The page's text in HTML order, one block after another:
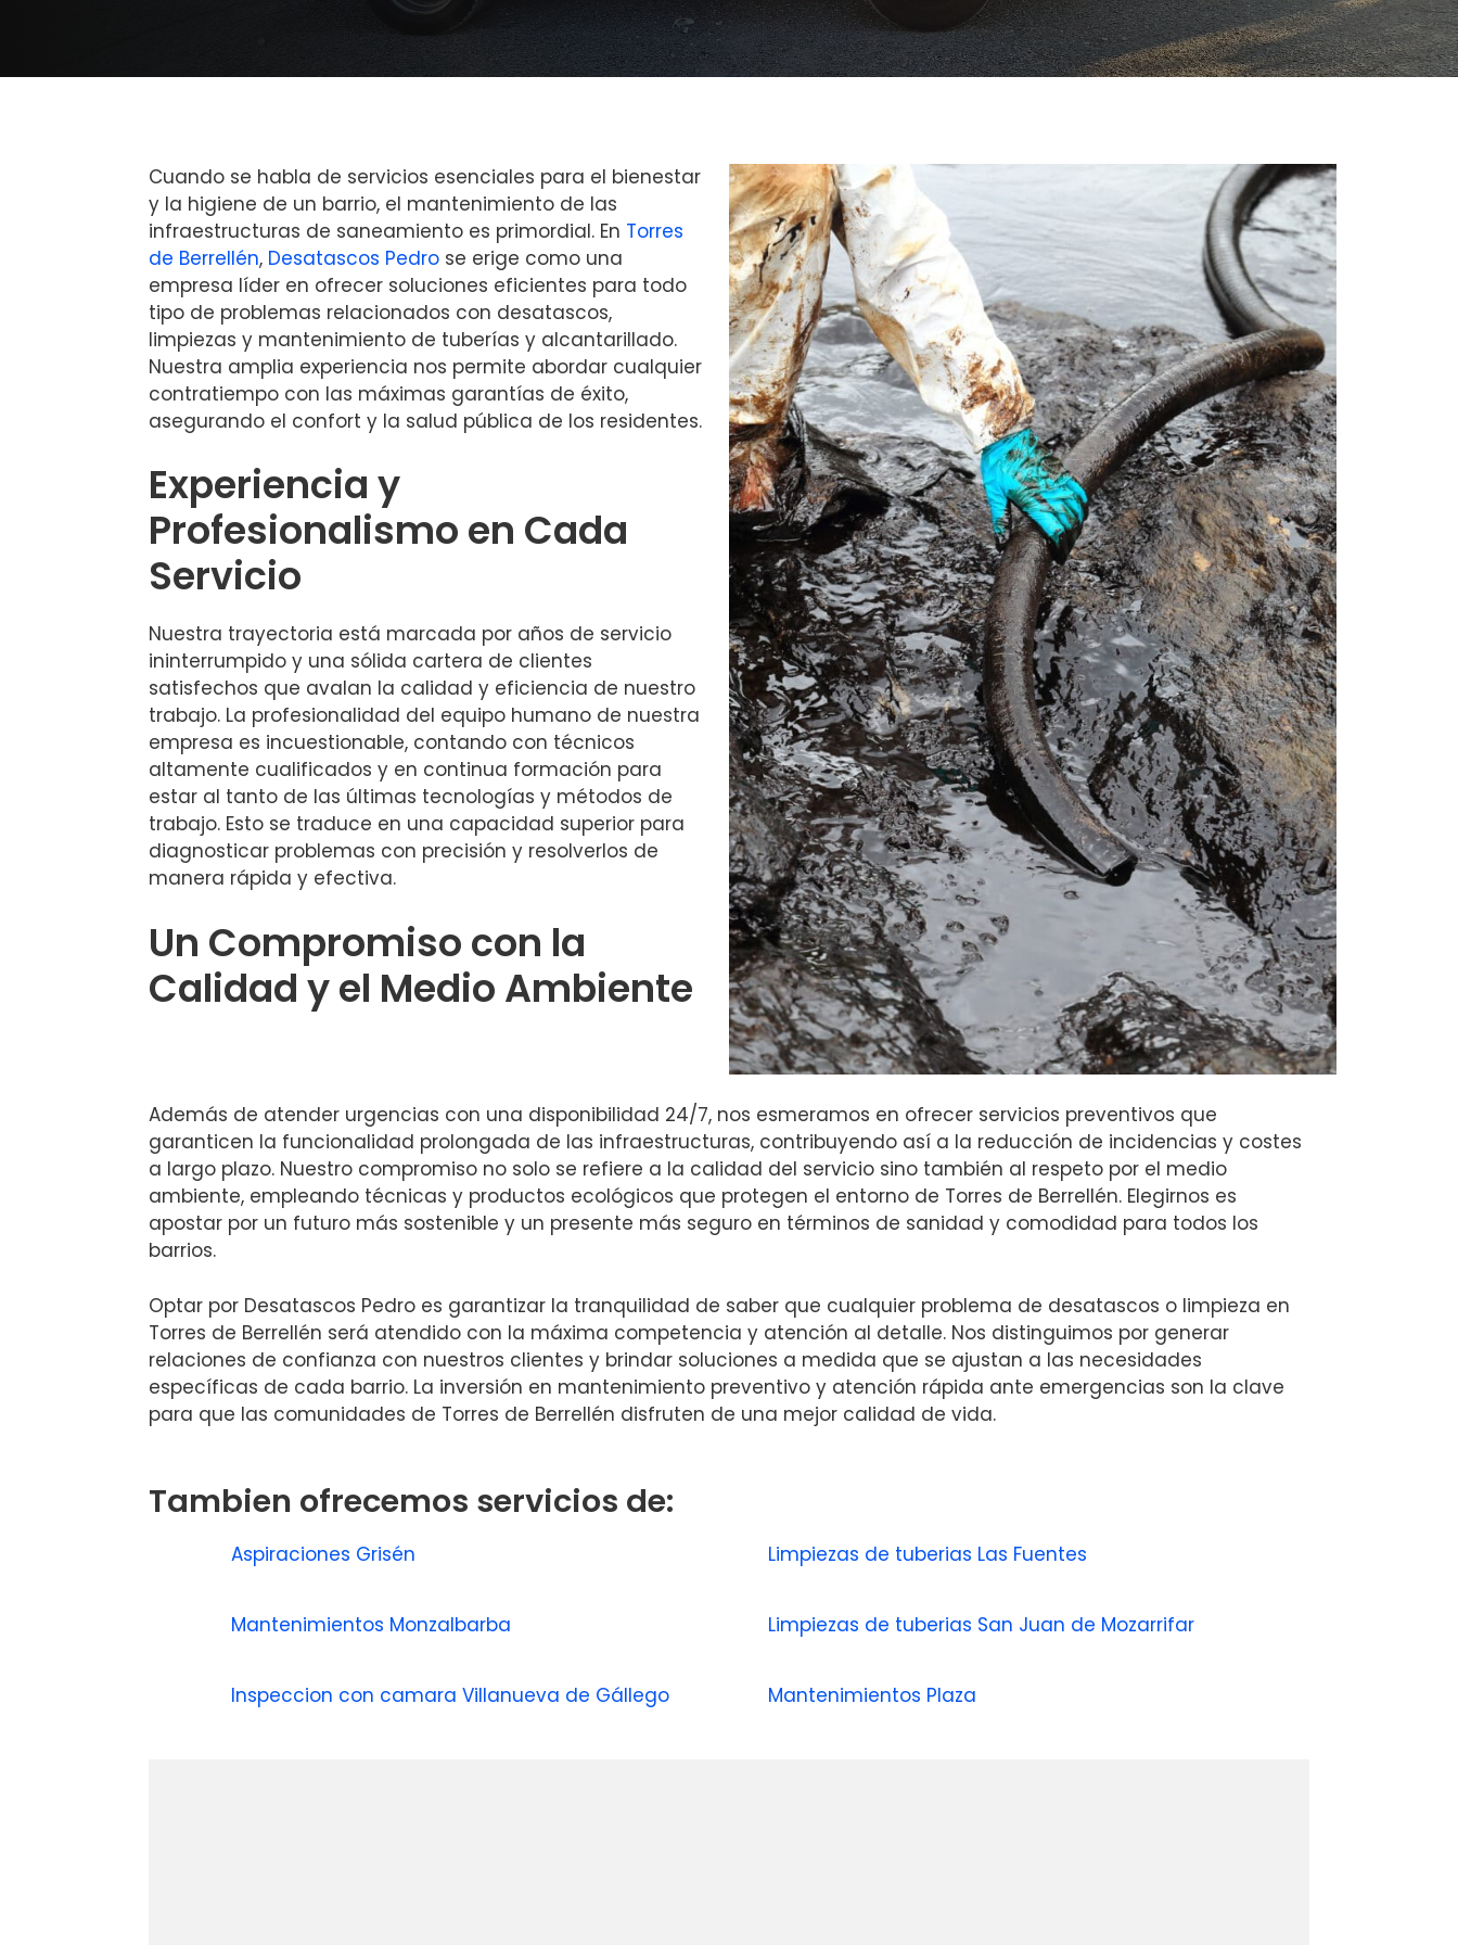
Cuando se habla de servicios esenciales para el bienestar
y la higiene de un barrio, el mantenimiento de las
infraestructuras de saneamiento es primordial. En Torres
de Berrellén, Desatascos Pedro se erige como una
empresa líder en ofrecer soluciones eficientes para todo
tipo de problemas relacionados con desatascos,
limpiezas y mantenimiento de tuberías y alcantarillado.
Nuestra amplia experiencia nos permite abordar cualquier
contratiempo con las máximas garantías de éxito,
asegurando el confort y la salud pública de los residentes.
Experiencia y
Profesionalismo en Cada
Servicio
Nuestra trayectoria está marcada por años de servicio
ininterrumpido y una sólida cartera de clientes
satisfechos que avalan la calidad y eficiencia de nuestro
trabajo. La profesionalidad del equipo humano de nuestra
empresa es incuestionable, contando con técnicos
altamente cualificados y en continua formación para
estar al tanto de las últimas tecnologías y métodos de
trabajo. Esto se traduce en una capacidad superior para
diagnosticar problemas con precisión y resolverlos de
manera rápida y efectiva.
Un Compromiso con la
Calidad y el Medio Ambiente
Además de atender urgencias con una disponibilidad 24/7, nos esmeramos en ofrecer servicios preventivos que
garanticen la funcionalidad prolongada de las infraestructuras, contribuyendo así a la reducción de incidencias y costes
a largo plazo. Nuestro compromiso no solo se refiere a la calidad del servicio sino también al respeto por el medio
ambiente, empleando técnicas y productos ecológicos que protegen el entorno de Torres de Berrellén. Elegirnos es
apostar por un futuro más sostenible y un presente más seguro en términos de sanidad y comodidad para todos los
barrios.
Optar por Desatascos Pedro es garantizar la tranquilidad de saber que cualquier problema de desatascos o limpieza en
Torres de Berrellén será atendido con la máxima competencia y atención al detalle. Nos distinguimos por generar
relaciones de confianza con nuestros clientes y brindar soluciones a medida que se ajustan a las necesidades
específicas de cada barrio. La inversión en mantenimiento preventivo y atención rápida ante emergencias son la clave
para que las comunidades de Torres de Berrellén disfruten de una mejor calidad de vida.
Tambien ofrecemos servicios de:
Aspiraciones Grisén Limpiezas de tuberias Las Fuentes
Mantenimientos Monzalbarba Limpiezas de tuberias San Juan de Mozarrifar
Inspeccion con camara Villanueva de Gállego Mantenimientos Plaza